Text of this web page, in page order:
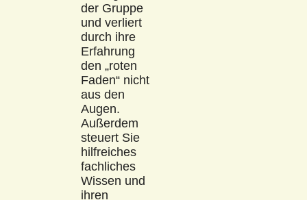
der Gruppe
und verliert
durch ihre
Erfahrung
den „roten
Faden“ nicht
aus den
Augen.
Außerdem
steuert Sie
hilfreiches
fachliches
Wissen und
ihren